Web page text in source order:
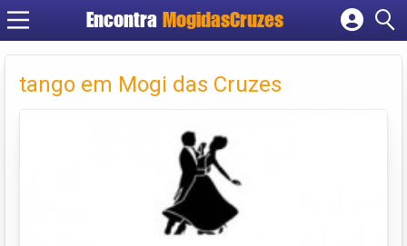
Encontra MogidasCruzes
Cadastrar empresa
Criar conta
tango em Mogi das Cruzes